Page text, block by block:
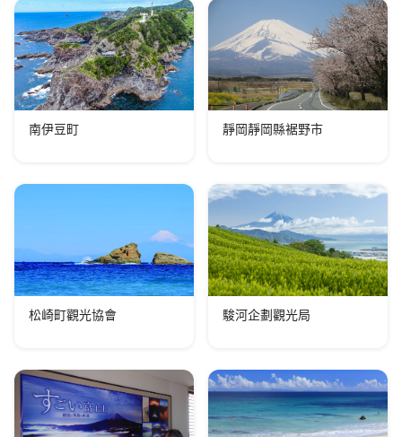
南伊豆町 靜岡靜岡縣裾野市
松崎町觀光協會 駿河企劃觀光局